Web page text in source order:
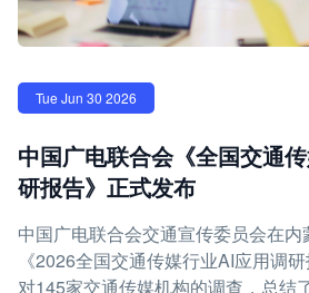
Tue Jun 30 2026
中国广电联合会《全国交通
研报告》正式发布
中国广电联合会交通宣传委员会在内
《2026全国交通传媒行业AI应用调
对145家交通传媒机构的调查，总结